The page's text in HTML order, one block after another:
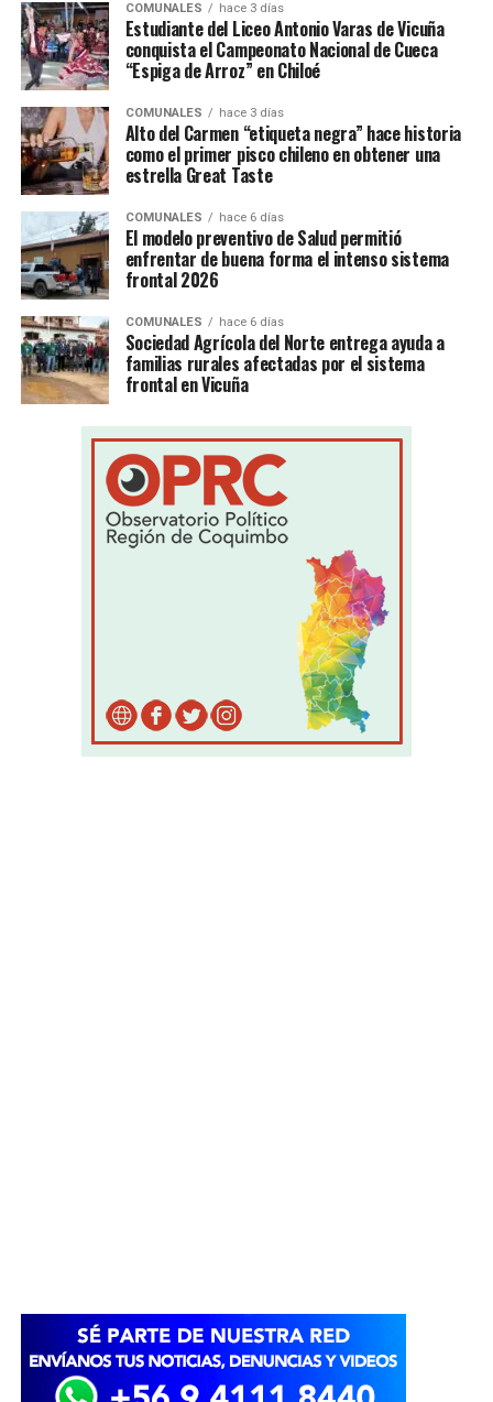
COMUNALES hace 3 días
Estudiante del Liceo Antonio Varas de Vicuña
conquista el Campeonato Nacional de Cueca
“Espiga de Arroz” en Chiloé
COMUNALES hace 3 días
Alto del Carmen “etiqueta negra” hace historia
como el primer pisco chileno en obtener una
estrella Great Taste
COMUNALES hace 6 días
El modelo preventivo de Salud permitió
enfrentar de buena forma el intenso sistema
frontal 2026
COMUNALES hace 6 días
Sociedad Agrícola del Norte entrega ayuda a
familias rurales afectadas por el sistema
frontal en Vicuña